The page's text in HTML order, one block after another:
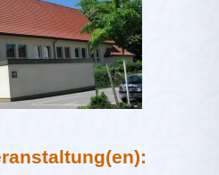
- ca. 18:15 Uhr,